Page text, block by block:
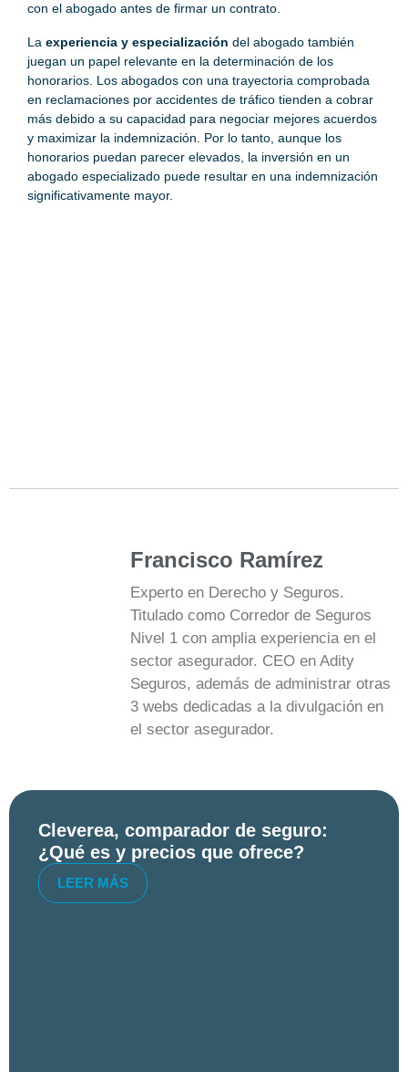
con el abogado antes de firmar un contrato.
La experiencia y especialización del abogado también
juegan un papel relevante en la determinación de los
honorarios. Los abogados con una trayectoria comprobada
en reclamaciones por accidentes de tráfico tienden a cobrar
más debido a su capacidad para negociar mejores acuerdos
y maximizar la indemnización. Por lo tanto, aunque los
honorarios puedan parecer elevados, la inversión en un
abogado especializado puede resultar en una indemnización
significativamente mayor.
Francisco Ramírez
Experto en Derecho y Seguros.
Titulado como Corredor de Seguros
Nivel 1 con amplia experiencia en el
sector asegurador. CEO en Adity
Seguros, además de administrar otras
3 webs dedicadas a la divulgación en
el sector asegurador.
Cleverea, comparador de seguro:
¿Qué es y precios que ofrece?
LEER MÁS